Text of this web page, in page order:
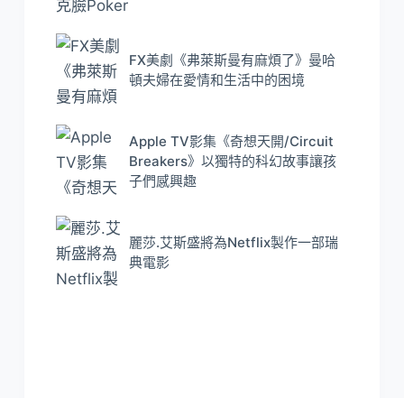
FX美劇《弗萊斯曼有麻煩了》曼哈
頓夫婦在愛情和生活中的困境
Apple TV影集《奇想天開/Circuit
Breakers》以獨特的科幻故事讓孩
子們感興趣
麗莎.艾斯盛將為Netflix製作一部瑞
典電影